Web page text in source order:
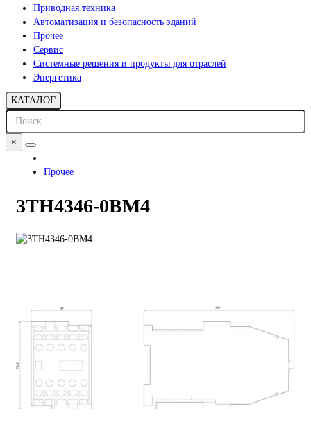
Приводная техника
Автоматизация и безопасность зданий
Прочее
Сервис
Системные решения и продукты для отраслей
Энергетика
КАТАЛОГ
×
Прочее
3TH4346-0BM4